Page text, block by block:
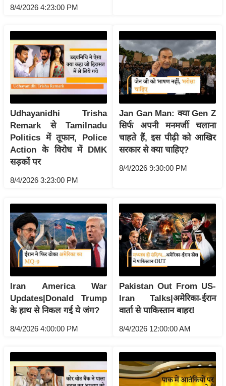
भ
ए
म
आ
र
.
आ
ई
.
चा
य
प
स
मी
क्षा
ध
र्म
ति
ष
प्र
भु
हि
मा
/
8/4/2026 4:23:00 PM
Udhayanidhi Trisha
Remark से Tamilnadu
Politics में तूफान, Police
Action के विरोध में DMK
सड़कों पर
8/4/2026 3:23:00 PM
Jan Gan Man: क्या Gen Z
सिर्फ अपनी मनमर्जी चलाना
चाहते हैं, इस पीढ़ी को आखिर
सरकार से क्या चाहिए?
8/4/2026 9:30:00 PM
Iran America War
Updates|Donald Trump
के हाथ से निकल गई ये जंग?
8/4/2026 4:00:00 PM
Pakistan Out From US-
Iran Talks|अमेरिका-ईरान
वार्ता से पाकिस्तान बाहर!
8/4/2026 12:00:00 AM